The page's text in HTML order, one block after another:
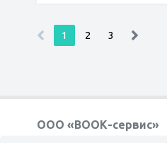
1 2 3
ООО «ВООК-сервис»